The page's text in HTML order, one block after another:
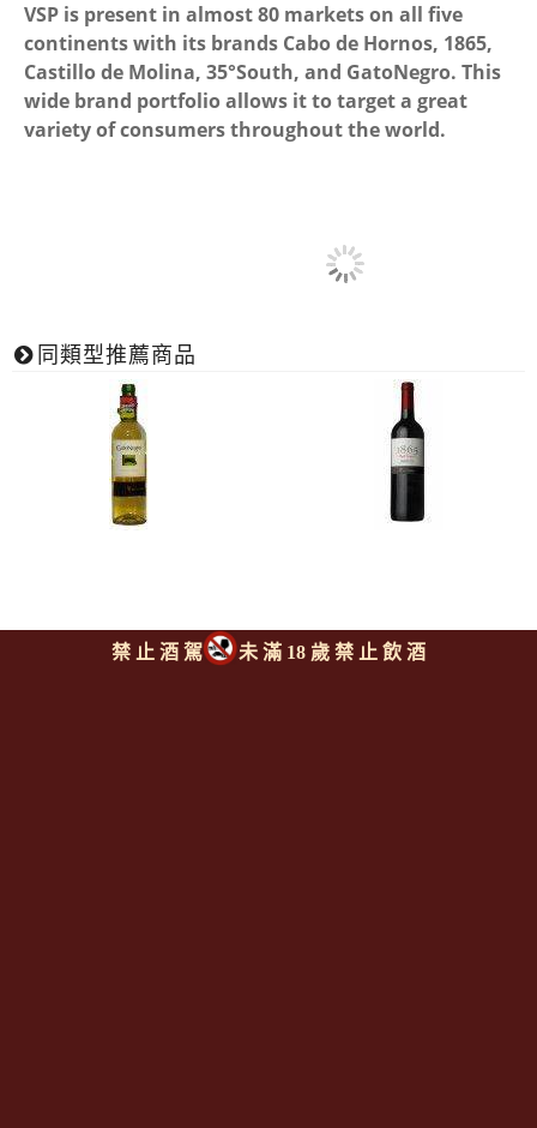
VSP is present in almost 80 markets on all five
continents with its brands Cabo de Hornos, 1865,
Castillo de Molina, 35°South, and GatoNegro. This
wide brand portfolio allows it to target a great
variety of consumers throughout the world.
同類型推薦商品
禁 止 酒 駕 未 滿 18 歲 禁 止 飲 酒